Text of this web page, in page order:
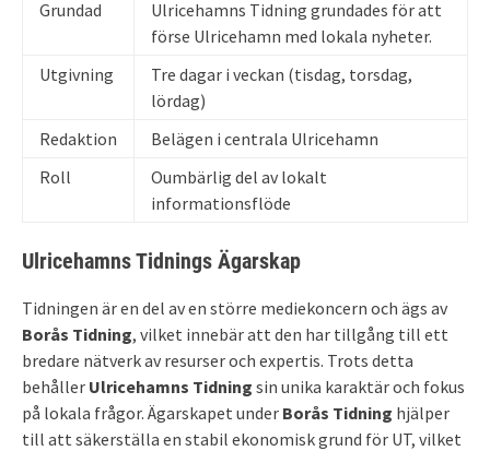
Grundad
Ulricehamns Tidning grundades för att
förse Ulricehamn med lokala nyheter.
Utgivning
Tre dagar i veckan (tisdag, torsdag,
lördag)
Redaktion
Belägen i centrala Ulricehamn
Roll
Oumbärlig del av lokalt
informationsflöde
Ulricehamns Tidnings Ägarskap
Tidningen är en del av en större mediekoncern och ägs av
Borås Tidning, vilket innebär att den har tillgång till ett
bredare nätverk av resurser och expertis. Trots detta
behåller Ulricehamns Tidning sin unika karaktär och fokus
på lokala frågor. Ägarskapet under Borås Tidning hjälper
till att säkerställa en stabil ekonomisk grund för UT, vilket